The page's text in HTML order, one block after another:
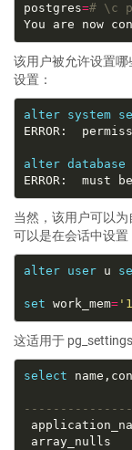
postgres=# \c
You are now
该用户被允许设置
设置：
alter system
ERROR:
alter database
ERROR:  must be
当然，该用户可以
可以是在会话中设置
alter user u
set work_mem=
这适用于
select